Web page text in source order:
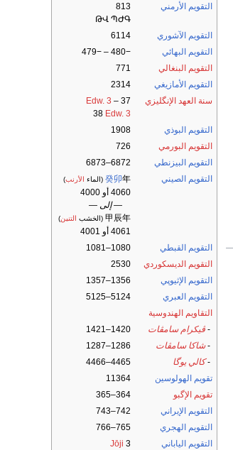
التقويم الأرمني
813
ԹՎ ՊԺԳ
التقويم الآشوري
6114
التقويم البهائي
−480 – −479
التقويم البنغالي
771
التقويم الأمازيغي
2314
سنة العهد الإنگليزي
37
Edw. 3 –
38 Edw. 3
التقويم البوذي
1908
التقويم البورمي
726
التقويم البيزنطي
6872–6873
التقويم الصيني
癸卯年 (الماء الأرنب)
4060 أو 4000
— إلى —
甲辰年 (الخشب التنين)
4061 أو 4001
التقويم القبطي
1080–1081
التقويم الديسكوردي
2530
التقويم الإثيوپي
1356–1357
التقويم العبري
5124–5125
التقاويم الهندوسية
- ڤيكرام سامڤات
1420–1421
-شاكا سامڤات
1286–1287
-كالي يوگا
4465–4466
تقويم الهولوسين
11364
تقويم الإگبو
364–365
التقويم الإيراني
742–743
التقويم الهجري
765–766
التقويم الياباني
Jōji 3